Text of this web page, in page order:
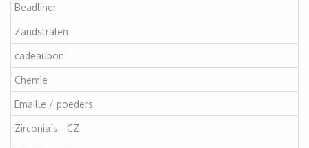
Beadliner
Zandstralen
cadeaubon
Chemie
Emaille / poeders
Zirconia`s - CZ